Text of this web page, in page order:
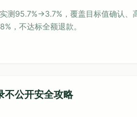
测95.7%→3.7%，覆盖目标值确认、
，不达标全额退款。
不公开安全攻略